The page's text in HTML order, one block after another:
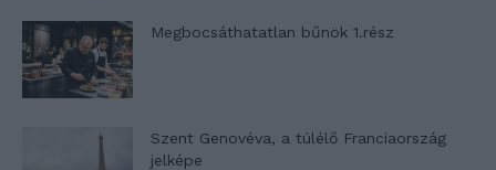
Megbocsáthatatlan bűnök 1.rész
Szent Genovéva, a túlélő Franciaország
jelképe